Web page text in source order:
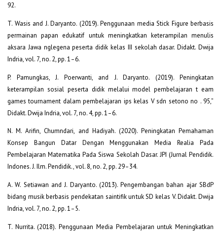
92.
T. Wasis and J. Daryanto. (2019). Penggunaan media Stick Figure berbasis
permainan papan edukatif untuk meningkatkan keterampilan menulis
aksara Jawa nglegena peserta didik kelas III sekolah dasar. Didakt. Dwija
Indria, vol. 7, no. 2, pp. 1–6.
P. Pamungkas, J. Poerwanti, and J. Daryanto. (2019). Peningkatan
keterampilan sosial peserta didik melalui model pembelajaran t eam
games tournament dalam pembelajaran ips kelas V sdn setono no . 95,”
Didakt. Dwija Indria, vol. 7, no. 4, pp. 1–6.
N. M. Arifin, Chumndari, and Hadiyah. (2020). Peningkatan Pemahaman
Konsep Bangun Datar Dengan Menggunakan Media Realia Pada
Pembelajaran Matematika Pada Siswa Sekolah Dasar. JPI (Jurnal Pendidik.
Indones. J. Ilm. Pendidik., vol. 8, no. 2, pp. 29–34.
A. W. Setiawan and J. Daryanto. (2013). Pengembangan bahan ajar SBdP
bidang musik berbasis pendekatan saintifik untuk SD kelas V. Didakt. Dwija
Indria, vol. 7, no. 2, pp. 1–5.
T. Nurrita. (2018). Penggunaan Media Pembelajaran untuk Meningkatkan